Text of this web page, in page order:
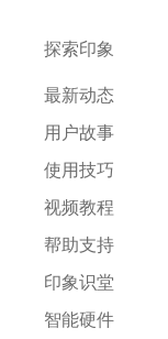
探索印象
最新动态
用户故事
使用技巧
视频教程
帮助支持
印象识堂
智能硬件